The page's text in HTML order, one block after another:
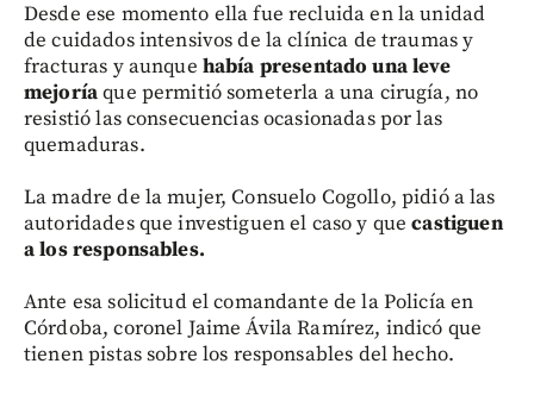
Desde ese momento ella fue recluida en la unidad
de cuidados intensivos de la clínica de traumas y
fracturas y aunque había presentado una leve
mejoríaque permitió someterla a una cirugía, no
resistió las consecuencias ocasionadas por las
quemaduras.
La madre de la mujer, Consuelo Cogollo, pidió a las
autoridades que investiguen el caso y quecastiguen
a los responsables.
Ante esa solicitud el comandante de la Policía en
Córdoba, coronel Jaime Ávila Ramírez, indicó que
tienen pistas sobre los responsables del hecho.